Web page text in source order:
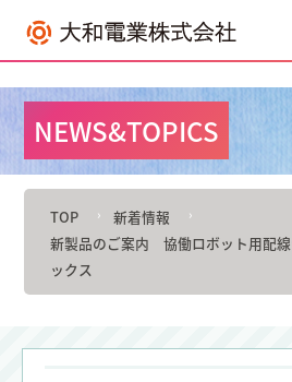
NEWS&TOPICS
TOP
新着情報
新製品のご案内 協働ロボット用配
ックス